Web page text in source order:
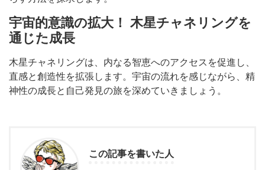
宇宙的意識の拡大！ 木星チャネリングを
通じた成長
木星チャネリングは、内なる智恵へのアクセスを促進し、
直感と創造性を拡張します。宇宙の流れを感じながら、精
神性の成長と自己発見の旅を深めていきましょう。
この記事を書いた人